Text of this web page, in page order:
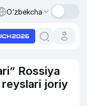
O‘zbekcha
Rossiya
reyslari joriy